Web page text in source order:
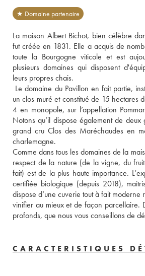
★ Domaine partenaire
La maison Albert Bichot, bien célèbre
fut créée en 1831. Elle a acquis de
toute la Bourgogne viticole et est
plusieurs domaines qui disposent
leurs propres chais.
Le domaine du Pavillon en fait partie,
un clos muré et constitué de 15 hectares
4 en monopole, sur l’appellation
Notons qu’il dispose également de
grand cru Clos des Maréchaudes en
charlemagne.
Comme dans tous les domaines de la
respect de la nature (de la vigne, du
fait) est de la plus haute importance.
certifiée biologique (depuis 2018),
dispose d’une cuverie tout à fait
vinifier au mieux et de façon parcellaire.
CARACTERISTIQUES